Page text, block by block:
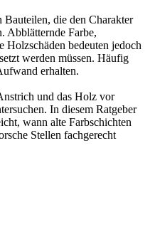
die den Charakter
Abblätternde Farbe,
Holzschäden bedeuten jedoch
werden müssen. Häufig
erhalten.
und das Holz vor
In diesem Ratgeber
wann alte Farbschichten
Stellen fachgerecht